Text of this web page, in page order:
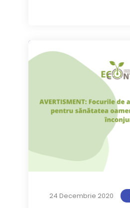
24 Decembrie 2020